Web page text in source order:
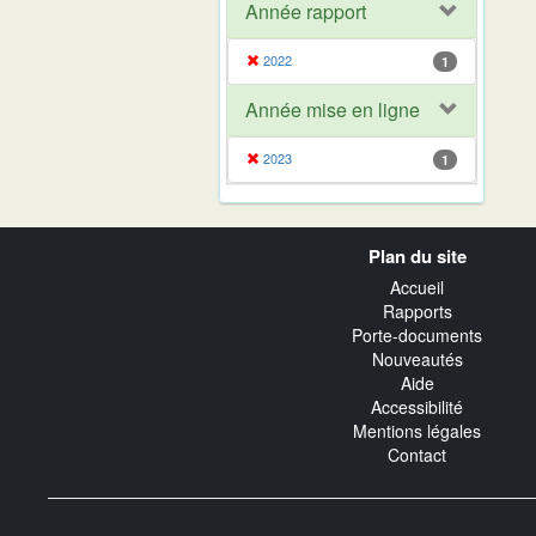
Année rapport
2022 1
Année mise en ligne
2023 1
Plan du site
Accueil
Rapports
Porte-documents
Nouveautés
Aide
Accessibilité
Mentions légales
Contact